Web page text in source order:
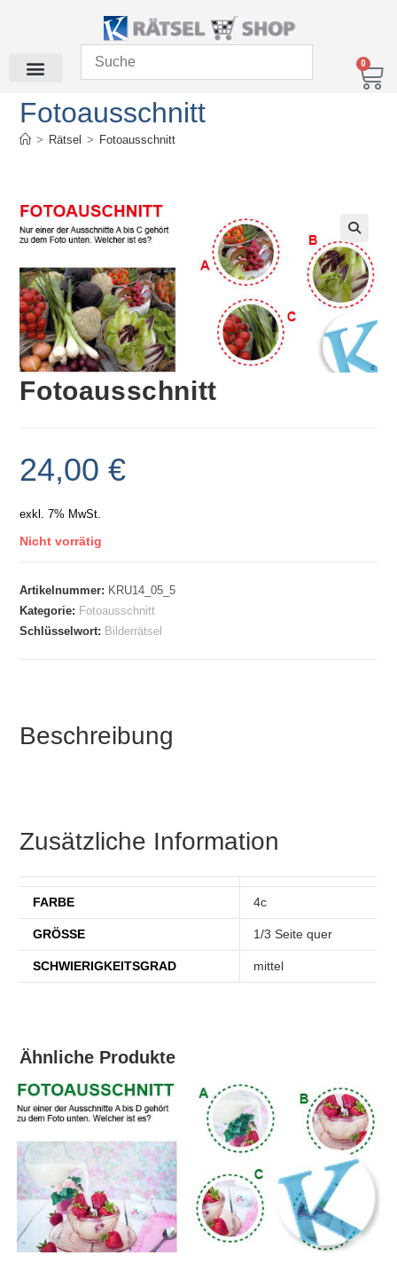
0
Fotoausschnitt
> Rätsel > Fotoausschnitt
Fotoausschnitt
24,00€
exkl. 7% MwSt.
Nicht vorrätig
Artikelnummer: KRU14_05_5
Kategorie: Fotoausschnitt
Schlüsselwort: Bilderrätsel
Beschreibung
Zusätzliche Information
FARBE 4c
GRÖSSE 1/3 Seite quer
SCHWIERIGKEITSGRAD mittel
Ähnliche Produkte